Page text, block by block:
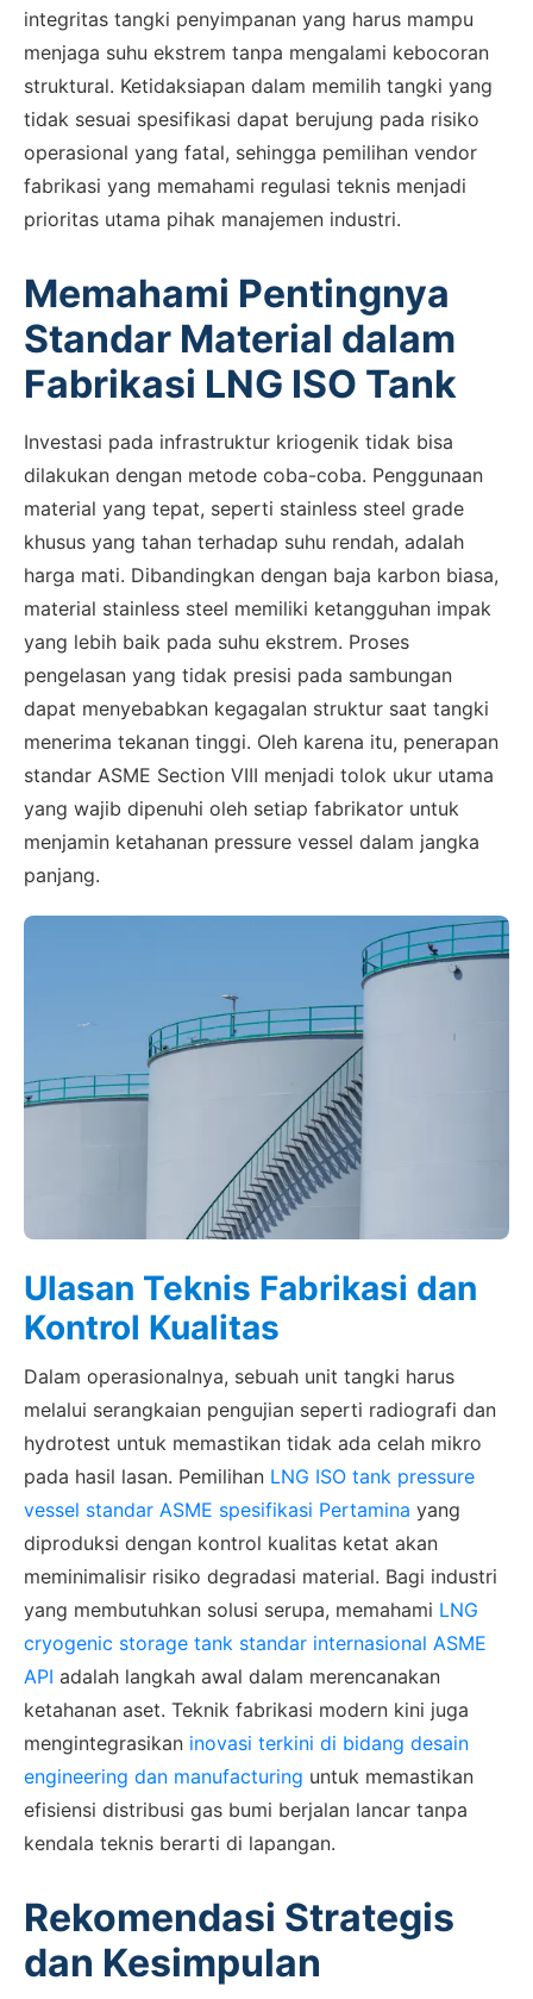
integritas tangki penyimpanan yang harus mampu
menjaga suhu ekstrem tanpa mengalami kebocoran
struktural. Ketidaksiapan dalam memilih tangki yang
tidak sesuai spesifikasi dapat berujung pada risiko
operasional yang fatal, sehingga pemilihan vendor
fabrikasi yang memahami regulasi teknis menjadi
prioritas utama pihak manajemen industri.
Memahami Pentingnya
Standar Material dalam
Fabrikasi LNG ISO Tank
Investasi pada infrastruktur kriogenik tidak bisa
dilakukan dengan metode coba-coba. Penggunaan
material yang tepat, seperti stainless steel grade
khusus yang tahan terhadap suhu rendah, adalah
harga mati. Dibandingkan dengan baja karbon biasa,
material stainless steel memiliki ketangguhan impak
yang lebih baik pada suhu ekstrem. Proses
pengelasan yang tidak presisi pada sambungan
dapat menyebabkan kegagalan struktur saat tangki
menerima tekanan tinggi. Oleh karena itu, penerapan
standar ASME Section VIII menjadi tolok ukur utama
yang wajib dipenuhi oleh setiap fabrikator untuk
menjamin ketahanan pressure vessel dalam jangka
panjang.
Ulasan Teknis Fabrikasi dan
Kontrol Kualitas
Dalam operasionalnya, sebuah unit tangki harus
melalui serangkaian pengujian seperti radiografi dan
hydrotest untuk memastikan tidak ada celah mikro
pada hasil lasan. Pemilihan LNG ISO tank pressure
vessel standar ASME spesifikasi Pertamina yang
diproduksi dengan kontrol kualitas ketat akan
meminimalisir risiko degradasi material. Bagi industri
yang membutuhkan solusi serupa, memahami LNG
cryogenic storage tank standar internasional ASME
API adalah langkah awal dalam merencanakan
ketahanan aset. Teknik fabrikasi modern kini juga
mengintegrasikan inovasi terkini di bidang desain
engineering dan manufacturing untuk memastikan
efisiensi distribusi gas bumi berjalan lancar tanpa
kendala teknis berarti di lapangan.
Rekomendasi Strategis
dan Kesimpulan